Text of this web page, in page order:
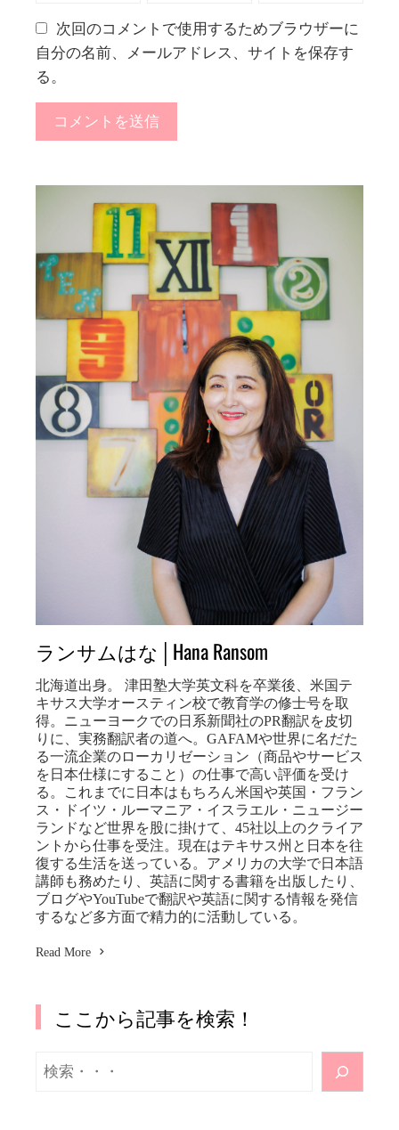
次回のコメントで使用するためブラウザーに
自分の名前、メールアドレス、サイトを保存す
る。
ランサムはな│Hana Ransom
北海道出身。 津田塾大学英文科を卒業後、米国テ
キサス大学オースティン校で教育学の修士号を取
得。ニューヨークでの日系新聞社のPR翻訳を皮切
りに、実務翻訳者の道へ。GAFAMや世界に名だた
る一流企業のローカリゼーション（商品やサービス
を日本仕様にすること）の仕事で高い評価を受け
る。これまでに日本はもちろん米国や英国・フラン
ス・ドイツ・ルーマニア・イスラエル・ニュージー
ランドなど世界を股に掛けて、45社以上のクライア
ントから仕事を受注。現在はテキサス州と日本を往
復する生活を送っている。アメリカの大学で日本語
講師も務めたり、英語に関する書籍を出版したり、
ブログやYouTubeで翻訳や英語に関する情報を発信
するなど多方面で精力的に活動している。
Read More
ここから記事を検索！
索